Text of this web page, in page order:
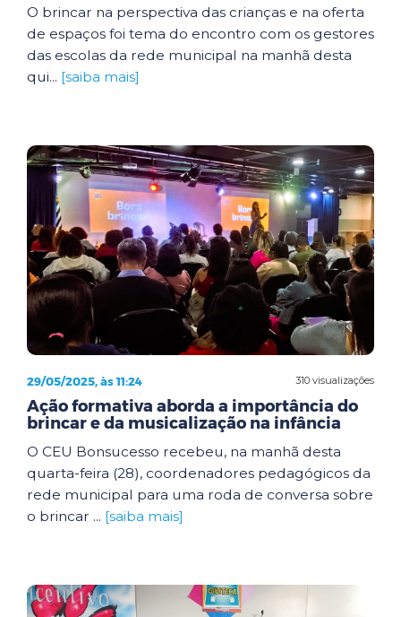
O brincar na perspectiva das crianças e na oferta
de espaços foi tema do encontro com os gestores
das escolas da rede municipal na manhã desta
qui... [saiba mais]
310 visualizações
29/05/2025, às 11:24
Ação formativa aborda a importância do
brincar e da musicalização na infância
O CEU Bonsucesso recebeu, na manhã desta
quarta-feira (28), coordenadores pedagógicos da
rede municipal para uma roda de conversa sobre
o brincar ... [saiba mais]